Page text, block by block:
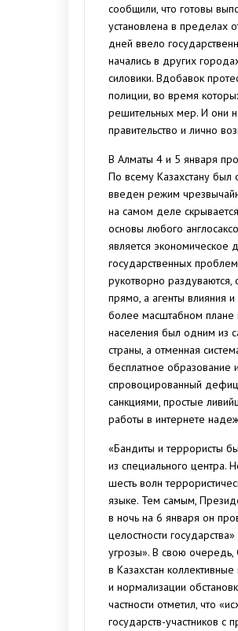
сообщили, что готовы
установлена в пределах
дней ввело
начались в других
силовики. Вдобавок
полиции, во время
решительных мер. И они
правительство и лично
В Алматы 4 и 5 января
По всему Казахстану был
введен режим
на самом деле
основы любого
является экономическое
государственных
рукотворно раздуваются,
прямо, а агенты влияния
более масштабном плане
населения был одним из
страны, а отменная
бесплатное образование
спровоцированный
санкциями, простые
работы в интернете
«Бандиты и террористы
из специального
шесть волн
языке. Тем самым,
в ночь на 6 января он
целостности
угрозы». В свою очередь,
в Казахстан
и нормализации
частности отметил, что
государств-участников с